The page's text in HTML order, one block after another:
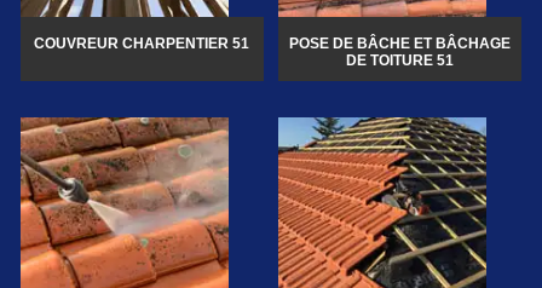
COUVREUR CHARPENTIER 51
POSE DE BÂCHE ET BÂCHAGE
DE TOITURE 51